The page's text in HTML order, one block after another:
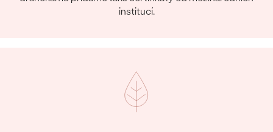
institucí.